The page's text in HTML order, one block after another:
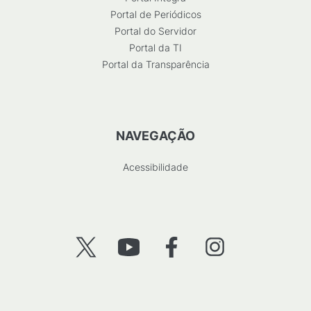
Portal de Periódicos
Portal do Servidor
Portal da TI
Portal da Transparência
NAVEGAÇÃO
Acessibilidade